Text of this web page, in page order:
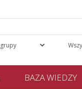
BAZA WIEDZY